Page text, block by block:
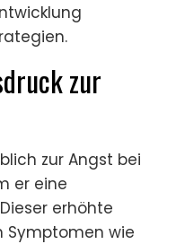
zur
zur Angst bei
er eine
erhöhte
Symptomen wie